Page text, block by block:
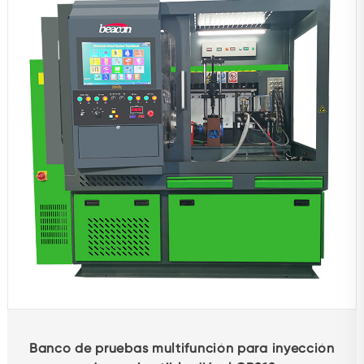
Accesorios de reparación
Adjunto
Ensayador
Otros bancos de pruebas
Máquina equilibradora
Productos de protección para automóviles
Equipo de diagnóstico
Rectificadora mandrinadora
Otros productos
Banco de pruebas multifunción para inyección